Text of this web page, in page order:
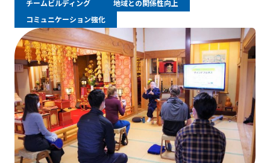
チームビルディング
地域との関係性向上
コミュニケーション強化